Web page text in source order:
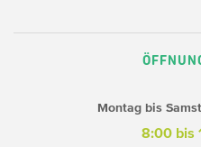
Montag bis
8:00 bis